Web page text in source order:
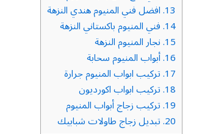
13. افضل فني المنيوم هندي النزهة
14. فني المنيوم باكستاني النزهة
15. نجار المنيوم النزهة
16. أبواب المنيوم سحابة
17. تركيب ابواب المنيوم جرارة
18. تركيب ابواب اكورديون
19. تركيب زجاج أبواب المنيوم
20. تبديل زجاج طاولات شبابيك